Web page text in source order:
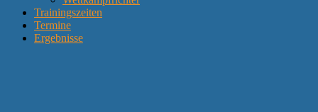
Trainingszeiten
Termine
Ergebnisse